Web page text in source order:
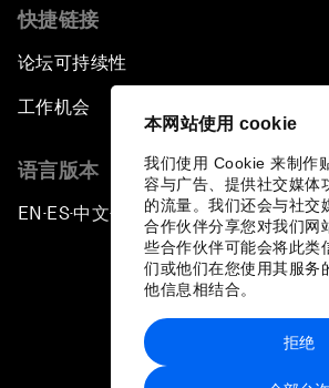
本网站使用 cookie
我们使用 Cookie 来制作
容与广告、提供社交媒体
的流量。我们还会与社交
合作伙伴分享您对我们网
些合作伙伴可能会将此类
们或他们在您使用其服务
他信息相结合。
拒绝
快捷链接
论坛可持续性
工作机会
语言版本
EN ▪ES▪中文▪ 日本語